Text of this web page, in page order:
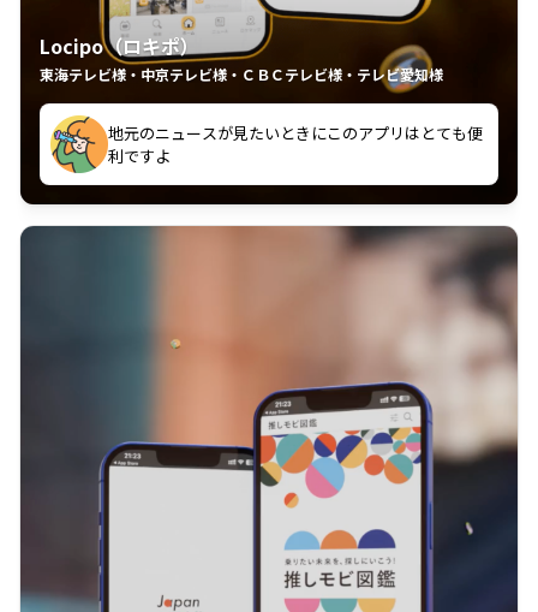
Locipo（ロキポ）
東海テレビ様・中京テレビ様・ＣＢＣテレビ様・テレビ愛知様
中京テレビのおもしろ番組が視聴可能地域外からも見
れるの嬉しいポイント
いつも利用させていただいております！